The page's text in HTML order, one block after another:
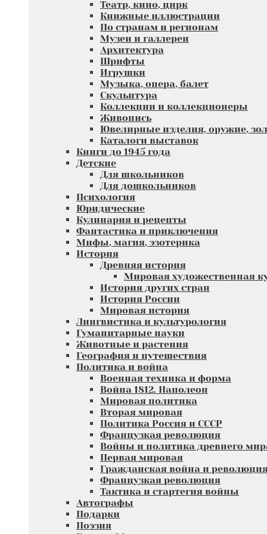
Театр, кино, цирк
Книжные иллюстрации
По странам и регионам
Музеи и галлереи
Архитектура
Шрифты
Игрушки
Музыка, опера, балет
Скульптура
Коллекции и коллекционеры
Живопись
Ювелирные изделия, оружие,
Каталоги выставок
Книги до 1945 года
Детские
Для школьников
Для дошкольников
Психология
Юридические
Кулинария и рецепты
Фантастика и приключения
Мифы, магия, эзотерика
История
Древняя история
Мировая художественная
История других стран
История России
Мировая история
Лингвистика и культурология
Гуманитарные науки
Животные и растения
География и путешествия
Политика и война
Военная техника и форма
Война 1812. Наполеон
Мировая политика
Вторая мировая
Политика Россия и СССР
Французкая революция
Войны и политика древнего
Первая мировая
Гражданская война и
Французкая революция
Тактика и стартегия войны
Автографы
Подарки
Поэзия